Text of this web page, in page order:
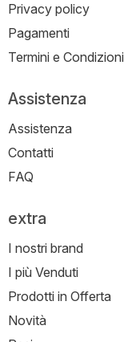
Privacy policy
Pagamenti
Termini e Condizioni
Assistenza
Assistenza
Contatti
FAQ
extra
I nostri brand
I più Venduti
Prodotti in Offerta
Novità